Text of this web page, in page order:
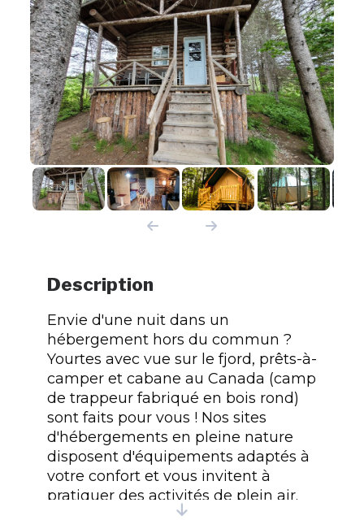
Description
Envie d'une nuit dans un
hébergement hors du commun ?
Yourtes avec vue sur le fjord, prêts-à-
camper et cabane au Canada (camp
de trappeur fabriqué en bois rond)
sont faits pour vous ! Nos sites
d'hébergements en pleine nature
disposent d'équipements adaptés à
votre confort et vous invitent à
pratiquer des activités de plein air.